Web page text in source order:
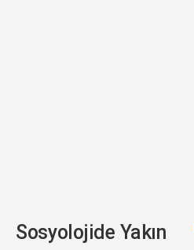
Sosyolojide Yakın